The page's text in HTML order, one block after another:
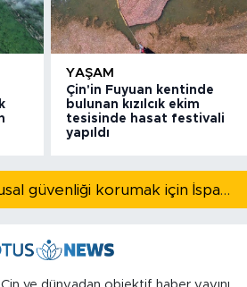
YAŞAM
Çin'in Fuyuan kentinde
bulunan kızılcık ekim
tesisinde hasat festivali
yapıldı
İtalya Başbakanı: Ulusal güvenliği korumak için İspanya ile Schengen kapsamındaki serbest dolaşımı askıya alıyoruz